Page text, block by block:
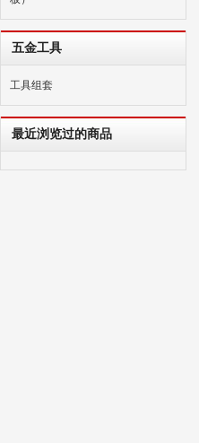
五金工具
工具组套
最近浏览过的商品